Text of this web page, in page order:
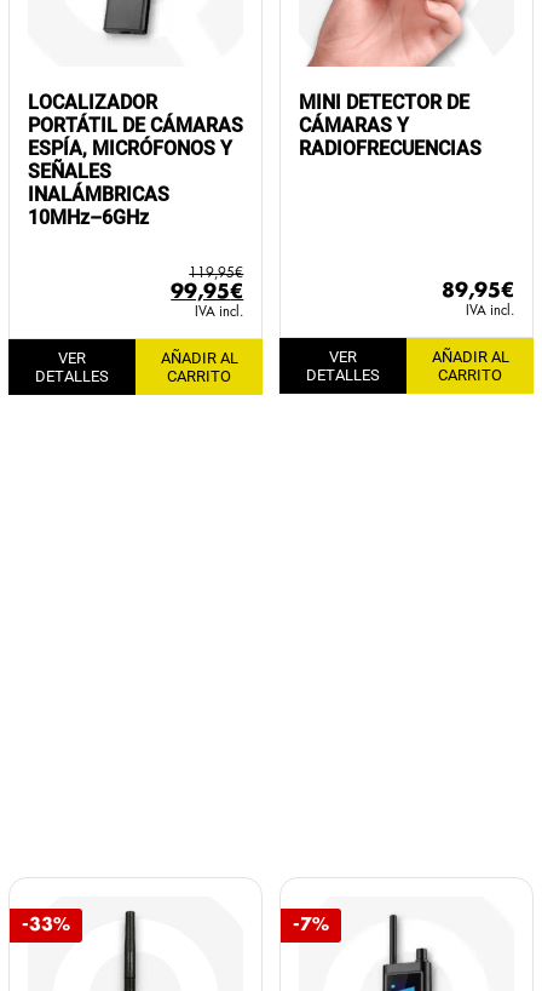
LOCALIZADOR
PORTÁTIL DE CÁMARAS
ESPÍA, MICRÓFONOS Y
SEÑALES
INALÁMBRICAS
10MHz–6GHz
119,95€
El
precio
original
era:
119,95€.
99,95€
precio
actual
99,95€.
IVA incl.
VER
DETALLES
AÑADIR AL
CARRITO
MINI DETECTOR DE
CÁMARAS Y
RADIOFRECUENCIAS
89,95€
IVA incl.
VER
DETALLES
AÑADIR AL
CARRITO
-33% -7%